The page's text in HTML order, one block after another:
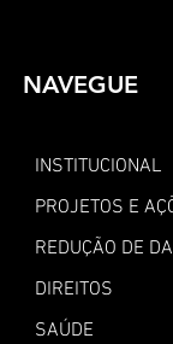
NAVEGUE
INSTITUCIONAL
PROJETOS E
REDUÇÃO DE
DIREITOS
SAÚDE